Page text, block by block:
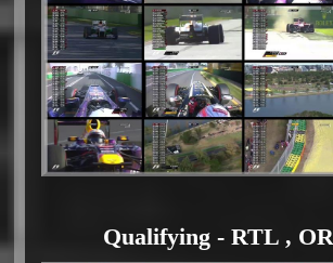
Qualifying - RTL ,